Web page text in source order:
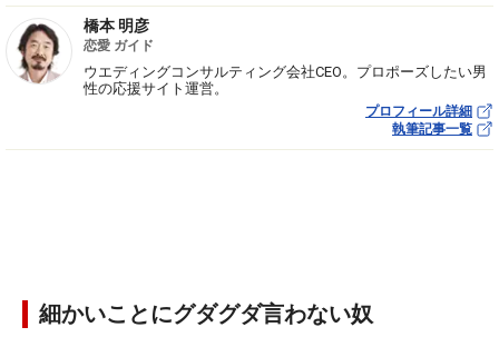
橋本 明彦
恋愛 ガイド
ウエディングコンサルティング会社CEO。プロポーズしたい男
性の応援サイト運営。
プロフィール詳細
執筆記事一覧
細かいことにグダグダ言わない奴